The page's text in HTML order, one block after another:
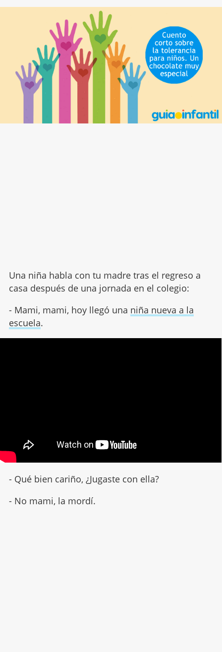
Una niña habla con tu madre tras el regreso a
casa después de una jornada en el colegio:
- Mami, mami, hoy llegó una niña nueva a la
escuela.
- Qué bien cariño, ¿Jugaste con ella?
- No mami, la mordí.